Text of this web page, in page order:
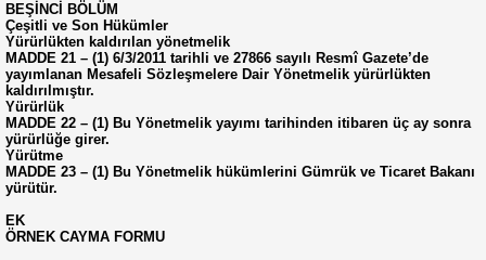
BEŞİNCİ BÖLÜM
Çeşitli ve Son Hükümler
Yürürlükten kaldırılan yönetmelik
MADDE 21 – (1) 6/3/2011 tarihli ve 27866 sayılı Resmî Gazete’de
yayımlanan Mesafeli Sözleşmelere Dair Yönetmelik yürürlükten
kaldırılmıştır.
Yürürlük
MADDE 22 – (1) Bu Yönetmelik yayımı tarihinden itibaren üç ay sonra
yürürlüğe girer.
Yürütme
MADDE 23 – (1) Bu Yönetmelik hükümlerini Gümrük ve Ticaret Bakanı
yürütür.
EK
ÖRNEK CAYMA FORMU